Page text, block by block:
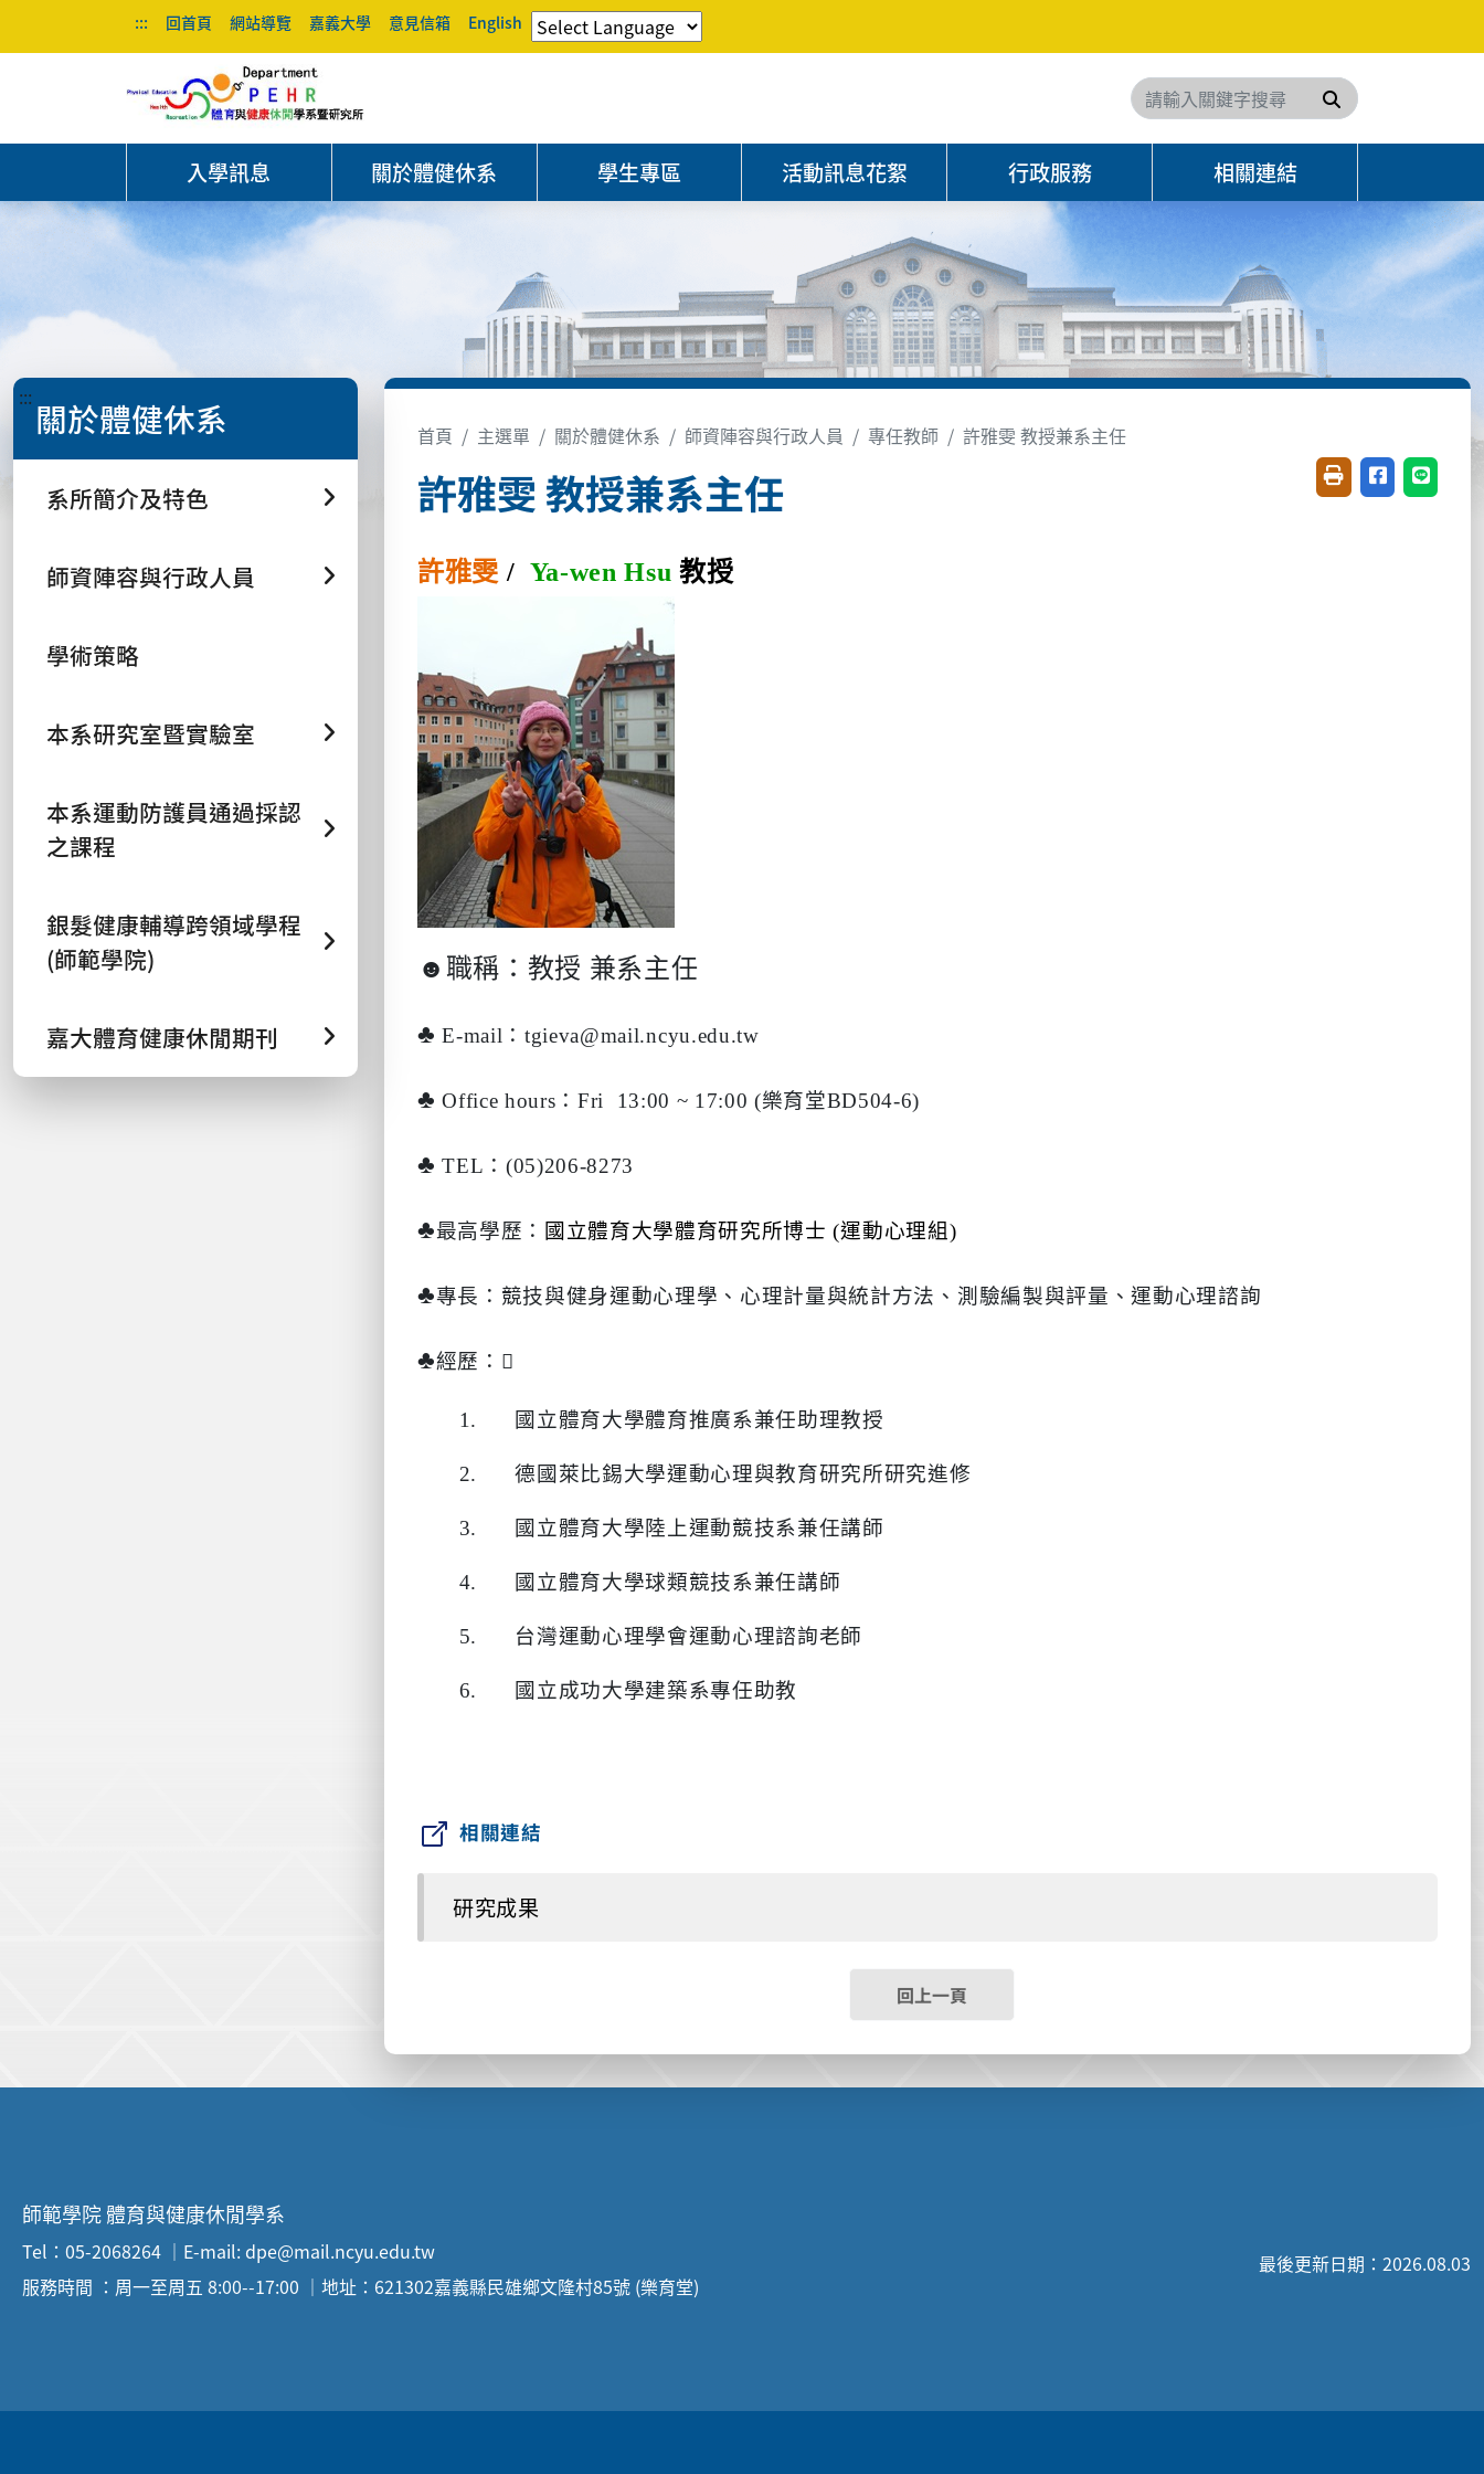
::: 回首頁 網站導覽 嘉義大學 意見信箱 English
搜尋
入學訊息 關於體健休系 學生專區 活動訊息花絮 行政服務 相關連結
::: 關於體健休系
系所簡介及特色
師資陣容與行政人員
學術策略
本系研究室暨實驗室
本系運動防護員通過採認
之課程
銀髮健康輔導跨領域學程
(師範學院)
嘉大體育健康休閒期刊
首頁 主選單 關於體健休系 師資陣容與行政人員 專任教師 許雅雯 教授兼系主任
許雅雯 教授兼系主任 友善列印(開新視窗)
分享至臉書(
分享至
許雅雯 / Ya-wen Hsu 教授
☻ 職稱：教授 兼系主任
♣ E-mail ：tgieva@mail.ncyu.edu.tw
♣ Office hours ：Fri 13:00 ~ 17:00 (樂育堂BD504-6)
♣ TEL ：(05)206-8273
♣最高學歷： 國立體育大學體育研究所博士 (運動心理組)
♣專長： 競技與健身運動心理學、心理計量與統計方法、測驗編製與評量、運動心理諮詢
♣經歷：
1. 國立體育大學體育推廣系兼任助理教授
2. 德國萊比錫大學運動心理與教育研究所研究進修
3. 國立體育大學陸上運動競技系兼任講師
4. 國立體育大學球類競技系兼任講師
5. 台灣運動心理學會運動心理諮詢老師
6. 國立成功大學建築系專任助教
相關連結
研究成果
回上一頁
師範學院 體育與健康休閒學系
Tel：05-2068264 ｜E-mail: dpe@mail.ncyu.edu.tw
服務時間 ：周一至周五 8:00--17:00 ｜地址：621302嘉義縣民雄鄉文隆村85號 (樂育堂)
最後更新日期：2026.08.03